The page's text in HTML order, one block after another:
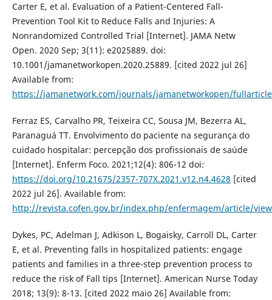
Carter E, et al. Evaluation of a Patient-Centered Fall-
Prevention Tool Kit to Reduce Falls and Injuries: A
Nonrandomized Controlled Trial [Internet]. JAMA Netw
Open. 2020 Sep; 3(11): e2025889. doi:
10.1001/jamanetworkopen.2020.25889. [cited 2022 jul 26]
Available from:
https://jamanetwork.com/journals/jamanetworkopen/
Ferraz ES, Carvalho PR, Teixeira CC, Sousa JM, Bezerra AL,
Paranaguá TT. Envolvimento do paciente na segurança do
cuidado hospitalar: percepção dos profissionais de saúde
[Internet]. Enferm Foco. 2021;12(4): 806-12 doi:
https://doi.org/10.21675/2357-707X.2021.v12.n4.4628 [cited
2022 jul 26]. Available from:
http://revista.cofen.gov.br/index.php/enfermagem/article/
Dykes, PC, Adelman J, Adkison L, Bogaisky, Carroll DL, Carter
E, et al. Preventing falls in hospitalized patients: engage
patients and families in a three-step prevention process to
reduce the risk of Fall tips [Internet]. American Nurse Today
2018; 13(9): 8-13. [cited 2022 maio 26] Available from: